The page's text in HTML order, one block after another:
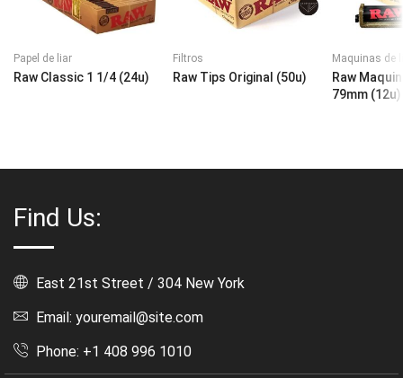
Papel de liar
Raw Classic 1 1/4 (24u)
Filtros
Raw Tips Original (50u)
Maquinas de
Raw
79mm (12u)
Find Us:
East 21st Street / 304 New York
Email: youremail@site.com
Phone: +1 408 996 1010